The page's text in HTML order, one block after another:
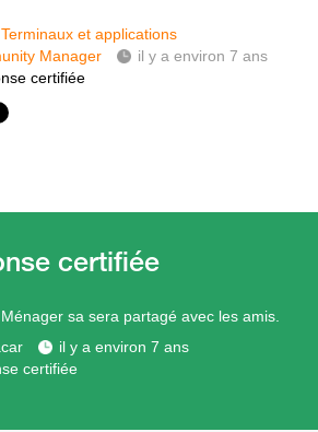
Terminaux et applications
Manager
il y a environ 7 ans
certifiée
sa sera partagé avec les amis.
il y a environ 7 ans
certifiée